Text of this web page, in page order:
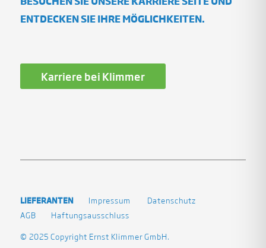
ENTDECKEN SIE IHRE MÖGLICHKEITEN.
Karriere bei Klimmer
LIEFERANTEN Impressum
Datenschutz
AGB
Haftungsausschluss
© 2025 Copyright Ernst Klimmer GmbH.